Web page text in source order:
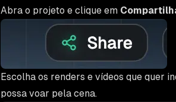
Abra o projeto e clique em
Escolha os renders e vídeos que quer
possa voar pela cena.